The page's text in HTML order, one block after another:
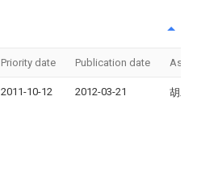
Priority date Publication date
2011-10-12 2012-03-21 胡木